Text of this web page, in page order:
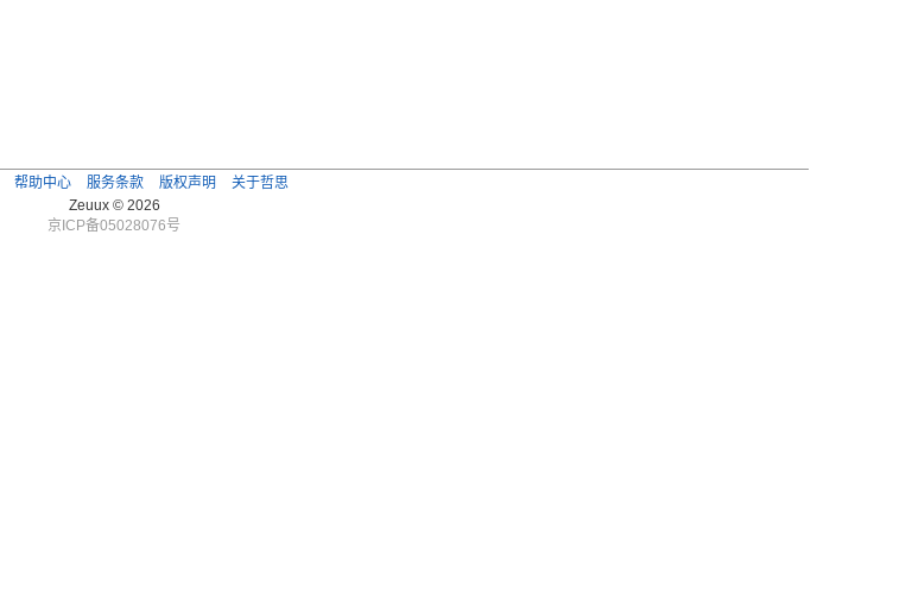
帮助中心 服务条款 版权声明
关于哲思
Zeuux © 2026
京ICP备05028076号